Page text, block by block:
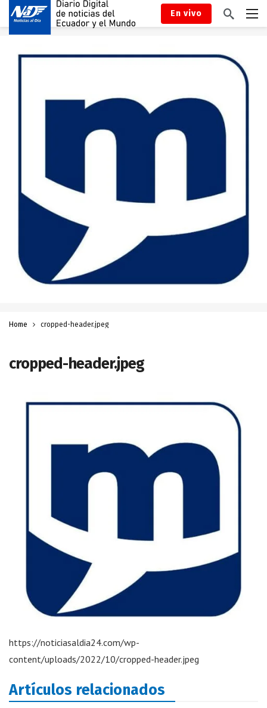
En vivo
Home cropped-header.jpeg
cropped-header.jpeg
https://noticiasaldia24.com/wp-
content/uploads/2022/10/cropped-header.jpeg
Artículos relacionados